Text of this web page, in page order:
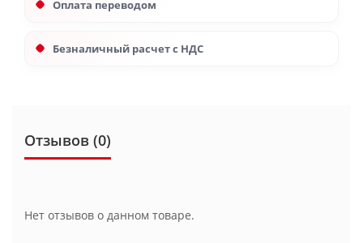
Оплата переводом
Безналичный расчет с НДС
Отзывов (0)
Нет отзывов о данном товаре.